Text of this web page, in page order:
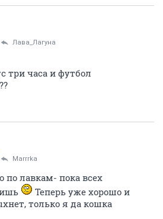
распирающих еротических